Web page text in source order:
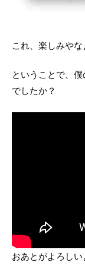
これ、楽しみやな
ということで、
でしたか？
おあとがよろしい